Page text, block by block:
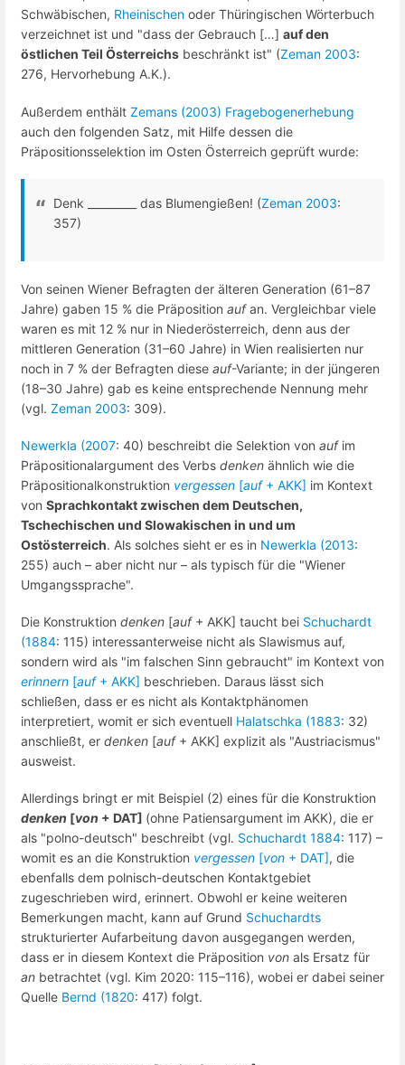
Schwäbischen, Rheinischen oder Thüringischen Wörterbuch
verzeichnet ist und "dass der Gebrauch […] auf den
östlichen Teil Österreichs beschränkt ist" (Zeman 2003:
276, Hervorhebung A.K.).
Außerdem enthält Zemans (2003) Fragebogenerhebung
auch den folgenden Satz, mit Hilfe dessen die
Präpositionsselektion im Osten Österreich geprüft wurde:
Denk _________ das Blumengießen! (Zeman 2003:
357)
Von seinen Wiener Befragten der älteren Generation (61–87
Jahre) gaben 15 % die Präposition aufan. Vergleichbar viele
waren es mit 12 % nur in Niederösterreich, denn aus der
mittleren Generation (31–60 Jahre) in Wien realisierten nur
noch in 7 % der Befragten diese auf-Variante; in der jüngeren
(18–30 Jahre) gab es keine entsprechende Nennung mehr
(vgl. Zeman 2003: 309).
Newerkla (2007: 40) beschreibt die Selektion von aufim
Präpositionalargument des Verbs denken ähnlich wie die
Präpositionalkonstruktion vergessen [auf+ AKK] im Kontext
von Sprachkontakt zwischen dem Deutschen,
Tschechischen und Slowakischen in und um
Ostösterreich. Als solches sieht er es in Newerkla (2013:
255) auch – aber nicht nur – als typisch für die "Wiener
Umgangssprache".
Die Konstruktion denken [auf+ AKK] taucht bei Schuchardt
(1884: 115) interessanterweise nicht als Slawismus auf,
sondern wird als "im falschen Sinn gebraucht" im Kontext von
erinnern [auf+ AKK] beschrieben. Daraus lässt sich
schließen, dass er es nicht als Kontaktphänomen
interpretiert, womit er sich eventuell Halatschka (1883: 32)
anschließt, er denken [auf+ AKK] explizit als "Austriacismus"
ausweist.
Allerdings bringt er mit Beispiel (2) eines für die Konstruktion
denken [von + DAT] (ohne Patiensargument im AKK), die er
als "polno-deutsch" beschreibt (vgl. Schuchardt 1884: 117) –
womit es an die Konstruktion vergessen [von + DAT], die
ebenfalls dem polnisch-deutschen Kontaktgebiet
zugeschrieben wird, erinnert. Obwohl er keine weiteren
Bemerkungen macht, kann auf Grund Schuchardts
strukturierter Aufarbeitung davon ausgegangen werden,
dass er in diesem Kontext die Präposition von als Ersatz für
an betrachtet (vgl. Kim 2020: 115–116), wobei er dabei seiner
Quelle Bernd (1820: 417) folgt.